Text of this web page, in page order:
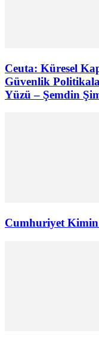
Ceuta: Küresel
Güvenlik
Yüzü – Şemdin
Cumhuriyet